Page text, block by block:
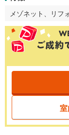
メゾネット、リフ